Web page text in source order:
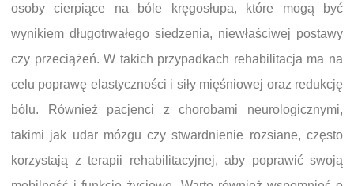
osoby cierpiące na bóle kręgosłupa, które mogą być
wynikiem długotrwałego siedzenia, niewłaściwej postawy
czy przeciążeń. W takich przypadkach rehabilitacja ma na
celu poprawę elastyczności i siły mięśniowej oraz redukcję
bólu. Również pacjenci z chorobami neurologicznymi,
takimi jak udar mózgu czy stwardnienie rozsiane, często
korzystają z terapii rehabilitacyjnej, aby poprawić swoją